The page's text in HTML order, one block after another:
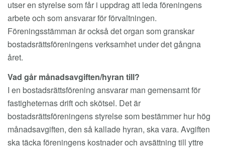
utser en styrelse som får i uppdrag att leda föreningens
arbete och som ansvarar för förvaltningen.
Föreningsstämman är också det organ som granskar
bostadsrättsföreningens verksamhet under det gångna
året.
Vad går månadsavgiften/hyran till?
I en bostadsrättsförening ansvarar man gemensamt för
fastigheternas drift och skötsel. Det är
bostadsrättsföreningens styrelse som bestämmer hur hög
månadsavgiften, den så kallade hyran, ska vara. Avgiften
ska täcka föreningens kostnader och avsättning till yttre